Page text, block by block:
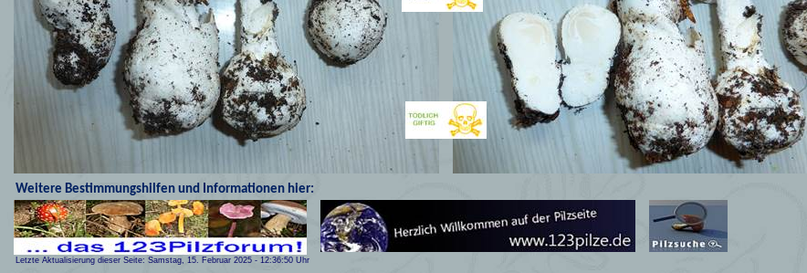
Weitere Bestimmungshilfen und Informationen hier:
Letzte Aktualisierung dieser Seite: Samstag, 15. Februar 2025 - 12:36:50 Uhr